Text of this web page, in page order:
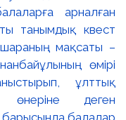
арналған
танымдық квест
мақсаты –
өмірі
ұлттық
деген